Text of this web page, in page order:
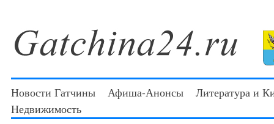
Новости Гатчины Афиша-Анонсы
Литература и
Недвижимость